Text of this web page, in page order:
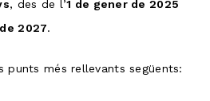
, des de l’1 de gener de 2025
2027.
punts més rellevants següents: